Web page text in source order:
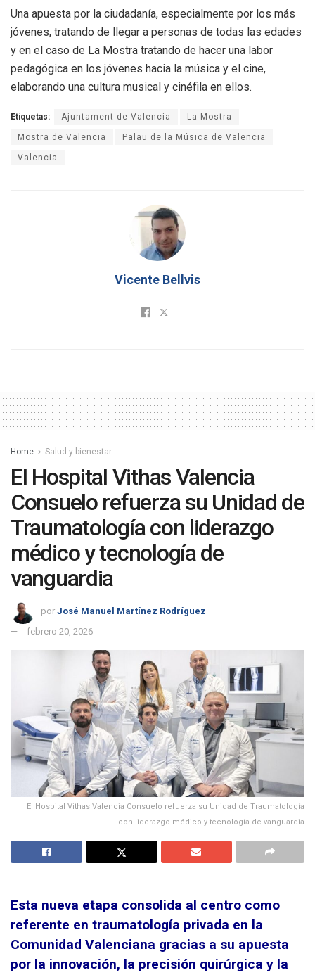
Una apuesta por la ciudadanía, especialmente por los más
jóvenes, tratando de llegar a personas de todas las edades
y en el caso de La Mostra tratando de hacer una labor
pedagógica en los jóvenes hacia la música y el cine,
elaborando una cultura musical y cinéfila en ellos.
Etiquetas: Ajuntament de Valencia La Mostra
Mostra de Valencia Palau de la Música de Valencia
Valencia
Vicente Bellvis
Home Salud y bienestar
El Hospital Vithas Valencia
Consuelo refuerza su Unidad de
Traumatología con liderazgo
médico y tecnología de
vanguardia
por José Manuel Martínez Rodríguez
febrero 20, 2026
El Hospital Vithas Valencia Consuelo refuerza su Unidad de Traumatología
con liderazgo médico y tecnología de vanguardia
Esta nueva etapa consolida al centro como
referente en traumatología privada en la
Comunidad Valenciana gracias a su apuesta
por la innovación, la precisión quirúrgica y la